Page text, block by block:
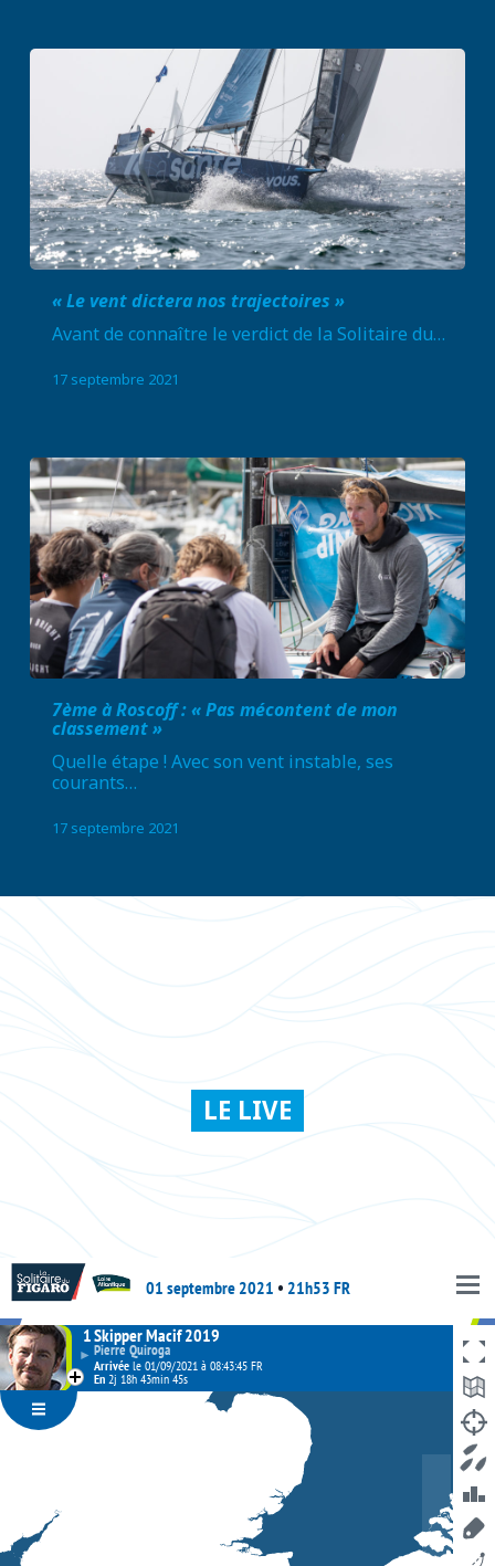
« Le vent dictera nos trajectoires »
Avant de connaître le verdict de la Solitaire du…
17 septembre 2021
7ème à Roscoff : « Pas mécontent de mon
classement »
Quelle étape ! Avec son vent instable, ses
courants…
17 septembre 2021
LE LIVE